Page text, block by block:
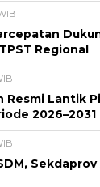
Regional
Resmi Lantik
2026–2031